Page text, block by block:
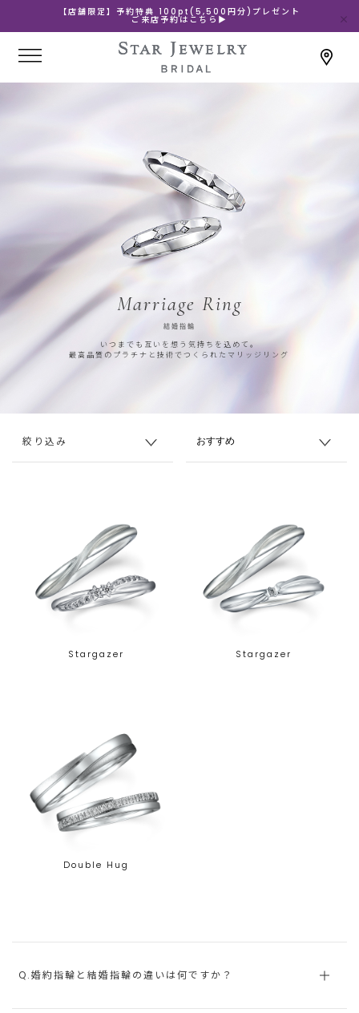
【店舗限定】予約特典 100pt(5,500円分)プレゼント
ご来店予約はこちら▶
Marriage Ring
結婚指輪
いつまでも互いを想う気持ちを込めて。
最高品質のプラチナと技術でつくられたマリッジリング
絞り込み
Stargazer Stargazer
Double Hug
Q.婚約指輪と結婚指輪の違いは何ですか？